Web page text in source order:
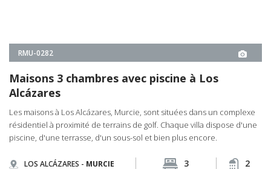
€590.000
DÉTAILS IMMOBILIER